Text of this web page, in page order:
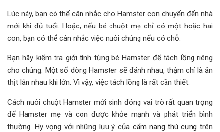
Lúc này, bạn có thể cân nhắc cho Hamster con chuyển đến nhà
mới khi đủ tuổi. Hoặc, nếu bé chuột mẹ chỉ có một hoặc hai
con, bạn có thể cân nhắc việc nuôi chúng nếu có chỗ.
Bạn hãy kiểm tra giới tính từng bé Hamster để tách lồng riêng
cho chúng. Một số dòng Hamster sẽ đánh nhau, thậm chí là ăn
thịt lẫn nhau khi lớn. Vì vậy, việc tách lồng là rất cần thiết.
Cách nuôi chuột Hamster mới sinh đóng vai trò rất quan trọng
để Hamster mẹ và con được khỏe mạnh và phát triển bình
thường. Hy vọng với những lưu ý của cẩm nang thú cưng trên